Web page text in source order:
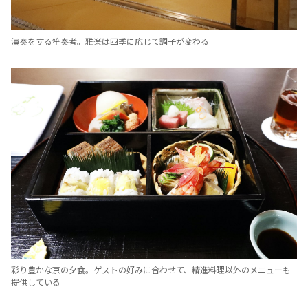
演奏をする笙奏者。雅楽は四季に応じて調子が変わる
彩り豊かな京の夕食。ゲストの好みに合わせて、精進料理以外のメニューも
提供している